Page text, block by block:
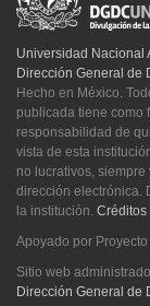
Universidad Nacional
Dirección General de
Hecho en México.
publicada tiene como
responsabilidad de
vista de esta
no lucrativos,
dirección electrónica.
la institución. Créditos
Apoyado por Proyecto
Sitio web
Dirección General de